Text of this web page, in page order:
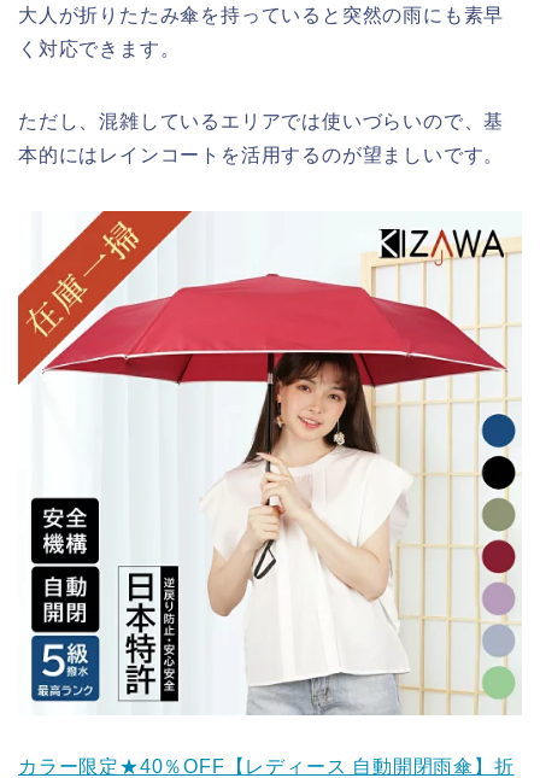
大人が折りたたみ傘を持っていると突然の雨にも素早
く対応できます。
ただし、混雑しているエリアでは使いづらいので、基
本的にはレインコートを活用するのが望ましいです。
カラー限定★40％OFF【レディース 自動開閉雨傘】折